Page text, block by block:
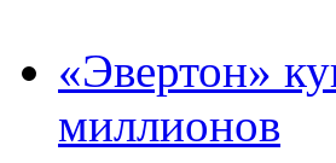
«Эвертон»
миллионов